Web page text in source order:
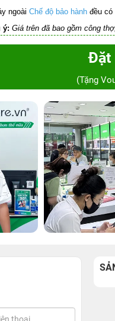
ngoài Chế độ bảo hành đều có
ý: Giá trên đã bao gồm công
Đặt
(Tặng